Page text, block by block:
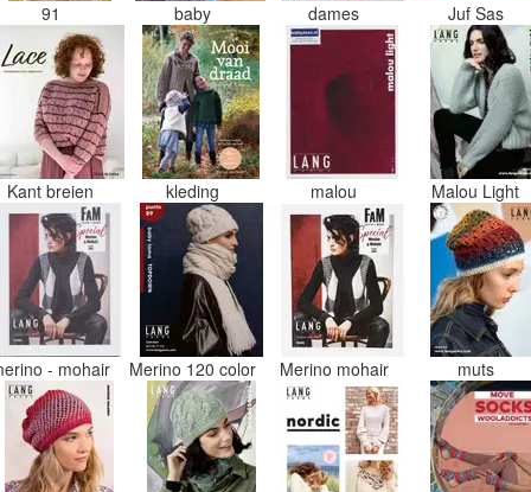
91 baby dames Juf Sas
Kant breien kleding malou Malou Light
- mohair Merino 120 color Merino mohair muts